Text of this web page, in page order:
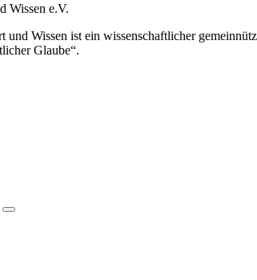
Wissen e.V.
und Wissen ist ein wissenschaftlicher
Glaube“.